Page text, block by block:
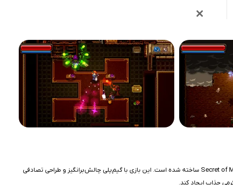
بازی Wayward Souls یک بازی اکشن-ماجراجویی جذاب است که توسط Rocketcat LLC برای پلتفرم iOS توسعه یافته و با الهام از بازی‌هایی مانند Spelunky و Secret of Mana ساخته شده است. این بازی با گیم‌پلی چالش‌برانگیز و طراحی تصادفی